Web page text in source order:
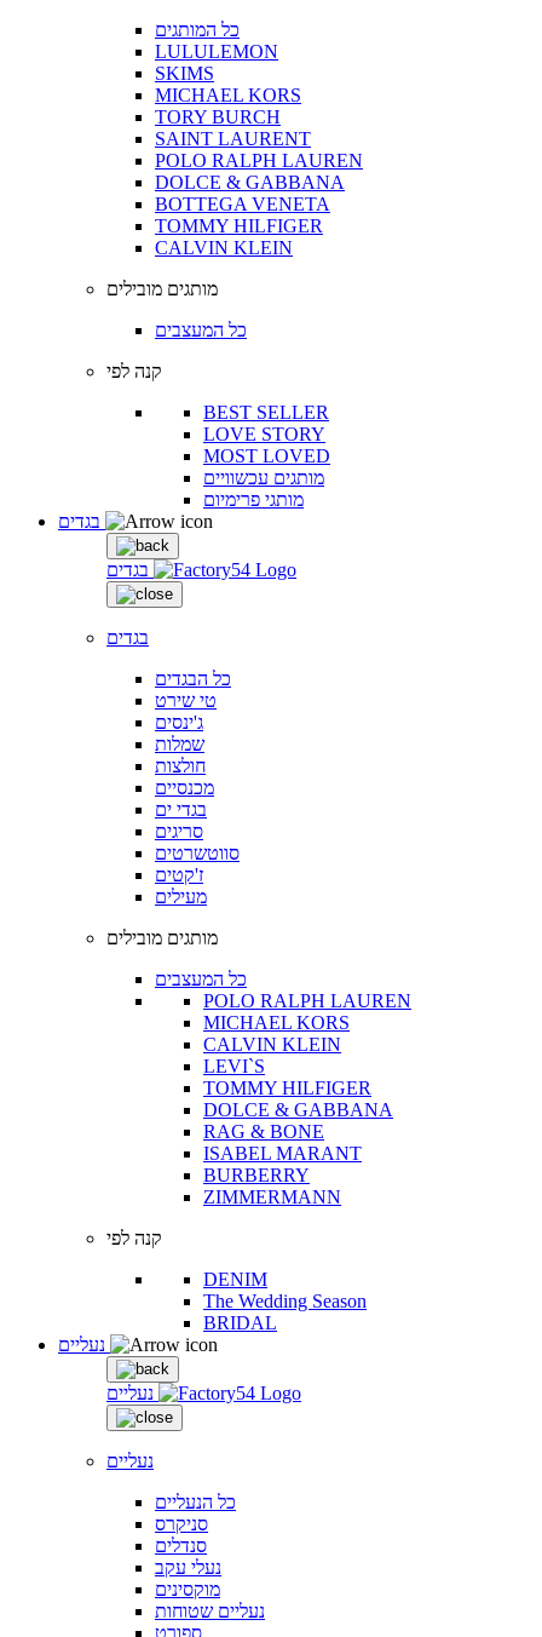
כל המותגים
LULULEMON
SKIMS
MICHAEL KORS
TORY BURCH
SAINT LAURENT
POLO RALPH LAUREN
DOLCE & GABBANA
BOTTEGA VENETA
TOMMY HILFIGER
CALVIN KLEIN
מותגים מובילים
כל המעצבים
קנה לפי
BEST SELLER
LOVE STORY
MOST LOVED
מותגים עכשוויים
מותגי פרימיום
בגדים
בגדים
כל הבגדים
טי שירט
ג'ינסים
שמלות
חולצות
מכנסיים
בגדי ים
סריגים
סווטשרטים
ז'קטים
מעילים
מותגים מובילים
כל המעצבים
POLO RALPH LAUREN
MICHAEL KORS
CALVIN KLEIN
LEVI`S
TOMMY HILFIGER
DOLCE & GABBANA
RAG & BONE
ISABEL MARANT
BURBERRY
ZIMMERMANN
קנה לפי
DENIM
The Wedding Season
BRIDAL
נעליים
נעליים
כל הנעליים
סניקרס
סנדלים
נעלי עקב
מוקסינים
נעליים שטוחות
ספורט